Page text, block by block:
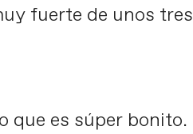
fuerte de unos tres
que es súper bonito.